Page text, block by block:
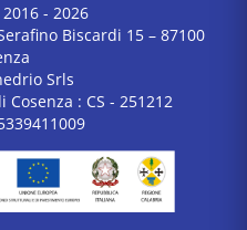
- 2026
Biscardi 15 – 87100
Srls
: CS - 251212